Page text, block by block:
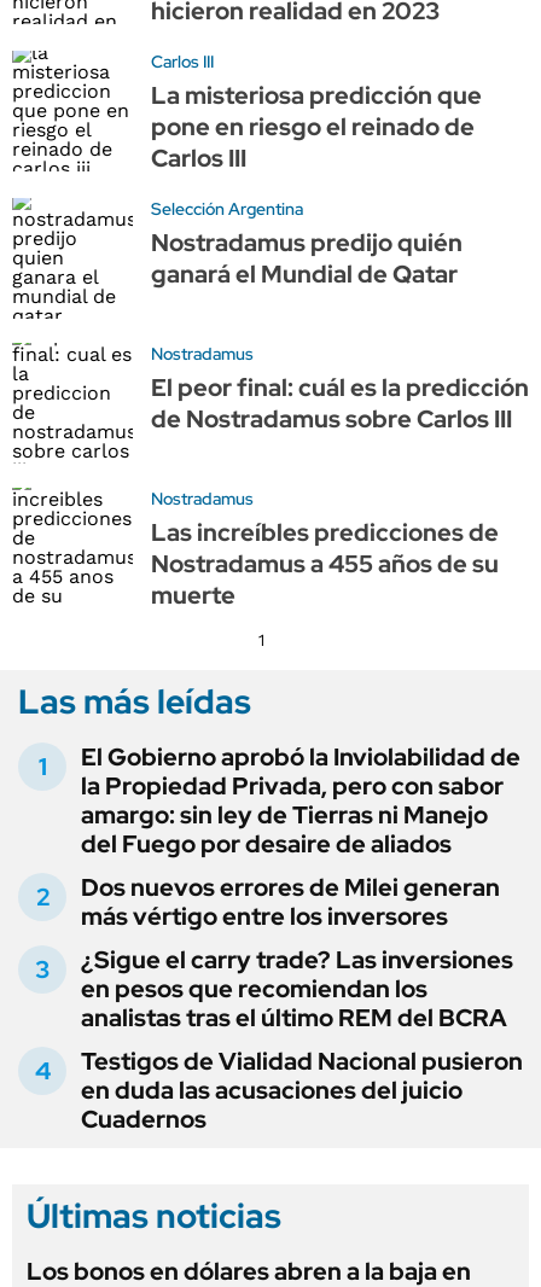
hicieron realidad en 2023
Carlos III
La misteriosa predicción que
pone en riesgo el reinado de
Carlos III
Selección Argentina
Nostradamus predijo quién
ganará el Mundial de Qatar
Nostradamus
El peor final: cuál es la predicción
de Nostradamus sobre Carlos III
Nostradamus
Las increíbles predicciones de
Nostradamus a 455 años de su
muerte
1
Las más leídas
El Gobierno aprobó la Inviolabilidad de
la Propiedad Privada, pero con sabor
amargo: sin ley de Tierras ni Manejo
del Fuego por desaire de aliados
Dos nuevos errores de Milei generan
más vértigo entre los inversores
¿Sigue el carry trade? Las inversiones
en pesos que recomiendan los
analistas tras el último REM del BCRA
Testigos de Vialidad Nacional pusieron
en duda las acusaciones del juicio
Cuadernos
Últimas noticias
Los bonos en dólares abren a la baja en